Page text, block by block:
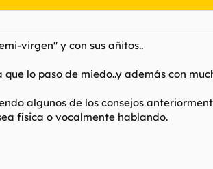
virgen" y con sus añitos..
lo paso de miedo..y además con
algunos de los consejos
física o vocalmente hablando.